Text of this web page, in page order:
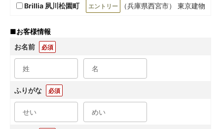
Brillia 夙川松園町
エントリー （兵庫県西宮市） 東京建物
■お客様情報
お名前
必須
ふりがな 必須